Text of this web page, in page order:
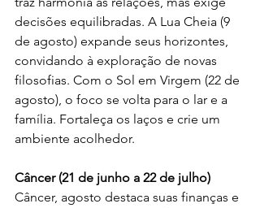
decisões equilibradas. A Lua Cheia (9
de agosto) expande seus horizontes,
convidando à exploração de novas
filosofias. Com o Sol em Virgem (22 de
agosto), o foco se volta para o lar e a
família. Fortaleça os laços e crie um
ambiente acolhedor.
Câncer (21 de junho a 22 de julho)
Câncer, agosto destaca suas finanças e